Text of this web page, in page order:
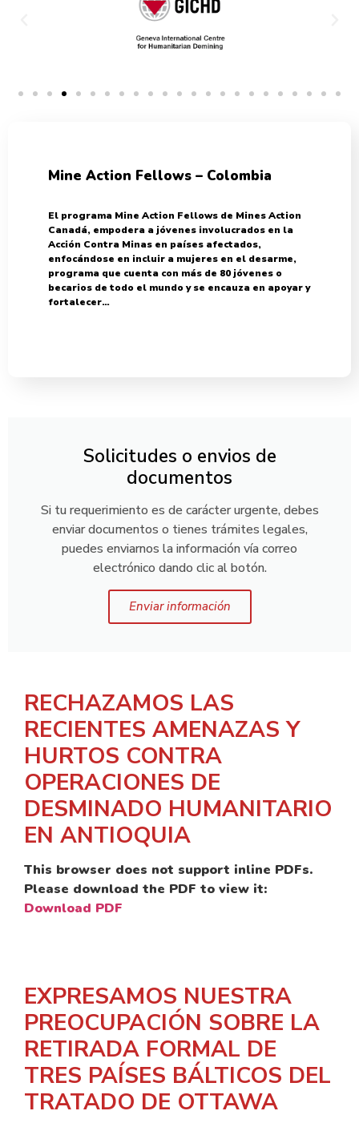
Mine Action Fellows – Colombia
El programa Mine Action Fellows de Mines Action
Canadá, empodera a jóvenes involucrados en la
Acción Contra Minas en países afectados,
enfocándose en incluir a mujeres en el desarme,
programa que cuenta con más de 80 jóvenes o
becarios de todo el mundo y se encauza en apoyar y
fortalecer…
Solicitudes o envios de
documentos
Si tu requerimiento es de carácter urgente, debes
enviar documentos o tienes trámites legales,
puedes enviarnos la información vía correo
electrónico dando clic al botón.
Enviar información
RECHAZAMOS LAS
RECIENTES AMENAZAS Y
HURTOS CONTRA
OPERACIONES DE
DESMINADO HUMANITARIO
EN ANTIOQUIA
This browser does not support inline PDFs.
Please download the PDF to view it:
Download PDF
EXPRESAMOS NUESTRA
PREOCUPACIÓN SOBRE LA
RETIRADA FORMAL DE
TRES PAÍSES BÁLTICOS DEL
TRATADO DE OTTAWA